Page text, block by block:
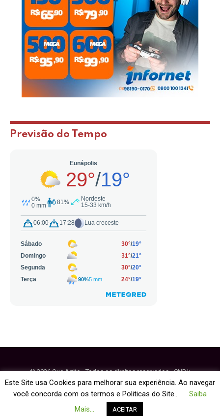
Previsão do Tempo
© 2026 Que Agito - Todos os direitos reservados - CNPJ:
64.884.270/0001-95
Política de Cookies
Este Site usa Cookies para melhorar sua experiência. Ao navegar
você concorda com os termos e Politicas do Site..
Saiba
Mais...
ACEITAR